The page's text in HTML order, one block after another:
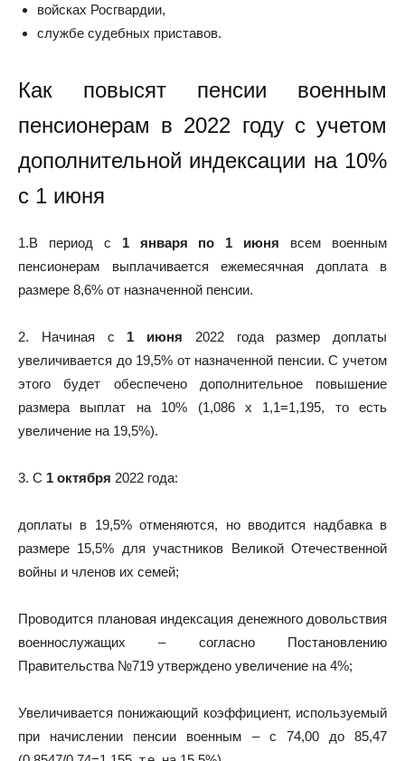
войсках Росгвардии,
службе судебных приставов.
Как повысят пенсии военным
пенсионерам в 2022 году с учетом
дополнительной индексации на 10%
с 1 июня
1.В период с 1 января по 1 июня всем военным
пенсионерам выплачивается ежемесячная доплата в
размере 8,6% от назначенной пенсии.
2. Начиная с 1 июня 2022 года размер доплаты
увеличивается до 19,5% от назначенной пенсии. С учетом
этого будет обеспечено дополнительное повышение
размера выплат на 10% (1,086 х 1,1=1,195, то есть
увеличение на 19,5%).
3. С 1 октября 2022 года:
доплаты в 19,5% отменяются, но вводится надбавка в
размере 15,5% для участников Великой Отечественной
войны и членов их семей;
Проводится плановая индексация денежного довольствия
военнослужащих – согласно Постановлению
Правительства №719 утверждено увеличение на 4%;
Увеличивается понижающий коэффициент, используемый
при начислении пенсии военным – с 74,00 до 85,47